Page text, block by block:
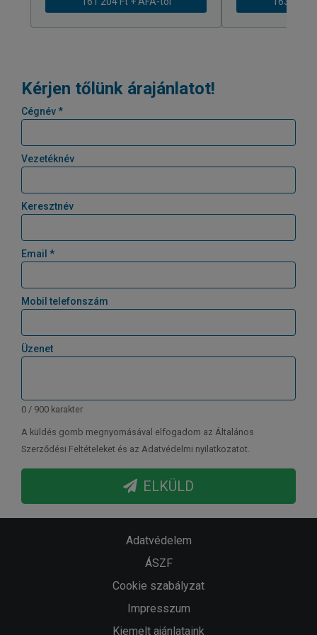
Kérjen tőlünk árajánlatot!
Cégnév *
Vezetéknév
Keresztnév
Email *
Mobil telefonszám
Üzenet
0 / 900 karakter
A küldés gomb megnyomásával elfogadom az Általános
Szerződési Feltételeket és az Adatvédelmi nyilatkozatot.
ELKÜLD
Adatvédelem
ÁSZF
Cookie szabályzat
Impresszum
Kiemelt ajánlataink